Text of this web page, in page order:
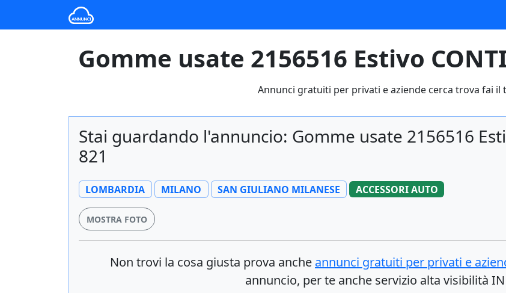
Gomme usate 2156516 Estivo
Annunci gratuiti per privati e aziende cerca trova fai il
Stai guardando l'annuncio: Gomme usate 2156516
821
LOMBARDIA MILANO SAN GIULIANO MILANESE ACCESSORI AUTO
MOSTRA FOTO
Non trovi la cosa giusta prova anche annunci gratuiti per privati e
annuncio, per te anche servizio alta visibilità IN